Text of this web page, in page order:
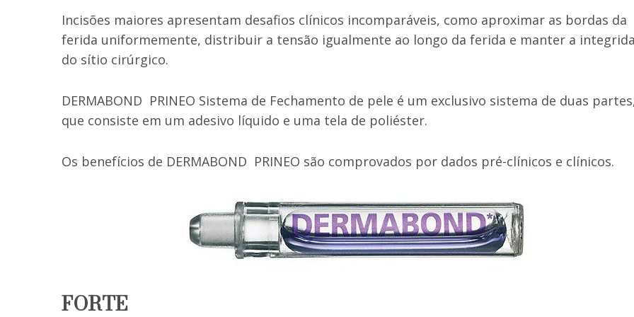
Incisões maiores apresentam desafios clínicos incomparáveis, como aproximar as bordas da
ferida uniformemente, distribuir a tensão igualmente ao longo da ferida e manter a
do sítio cirúrgico.
DERMABOND PRINEO Sistema de Fechamento de pele é um exclusivo sistema de duas
que consiste em um adesivo líquido e uma tela de poliéster.
Os benefícios de DERMABOND PRINEO são comprovados por dados pré-clínicos e clínicos.
FORTE